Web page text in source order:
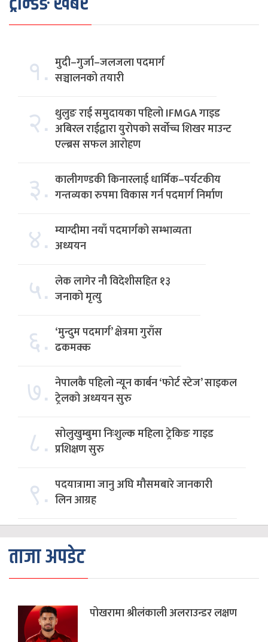
१. मुदी–गुर्जा–जलजला पदमार्ग
सञ्चालनको तयारी
२. थुलुङ राई समुदायका पहिलो IFMGA गाइड
अबिरल राईद्वारा युरोपको सर्वोच्च शिखर माउन्ट
एल्ब्रस सफल आरोहण
३. कालीगण्डकी किनारलाई धार्मिक–पर्यटकीय
गन्तव्यका रुपमा विकास गर्न पदमार्ग निर्माण
४. म्याग्दीमा नयाँ पदमार्गको सम्भाव्यता
अध्ययन
५. लेक लागेर नौ विदेशीसहित १३
जनाको मृत्यु
६. ‘मुन्दुम पदमार्ग’ क्षेत्रमा गुराँस
ढकमक्क
७. नेपालकै पहिलो न्यून कार्बन ‘फोर्ट स्टेज’ साइकल
ट्रेलको अध्ययन सुरु
८. सोलुखुम्बुमा निःशुल्क महिला ट्रेकिङ गाइड
प्रशिक्षण सुरु
९. पदयात्रामा जानु अघि मौसमबारे जानकारी
लिन आग्रह
ताजा अपडेट
पोखरामा श्रीलंकाली अलराउन्डर लक्षण